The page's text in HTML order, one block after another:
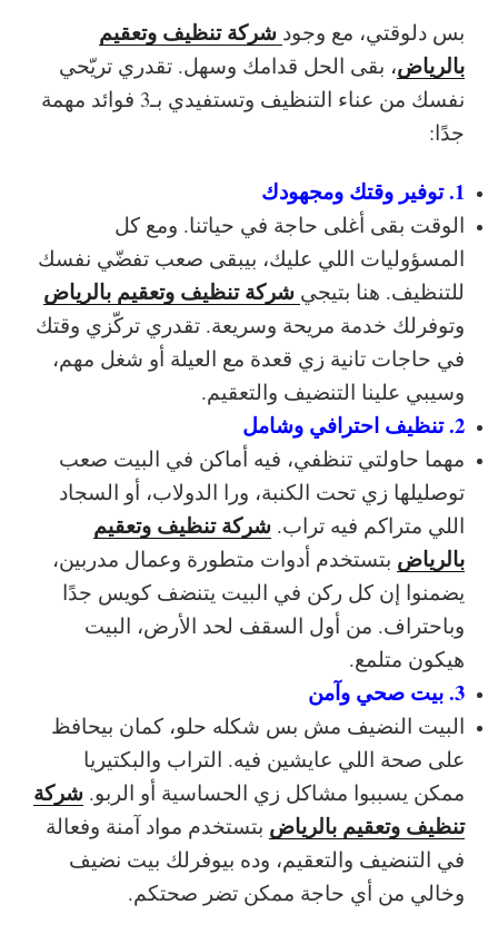
بس دلوقتي، مع وجود شركة تنظيف وتعقيم
بالرياض، بقى الحل قدامك وسهل. تقدري تريّحي
نفسك من عناء التنظيف وتستفيدي بـ3 فوائد مهمة
جدًا:
1. توفير وقتك ومجهودك
الوقت بقى أغلى حاجة في حياتنا. ومع كل
المسؤوليات اللي عليك، بيبقى صعب تفضّي نفسك
للتنظيف. هنا بتيجي شركة تنظيف وتعقيم بالرياض
وتوفرلك خدمة مريحة وسريعة. تقدري تركّزي وقتك
في حاجات تانية زي قعدة مع العيلة أو شغل مهم،
وسيبي علينا التنضيف والتعقيم.
2. تنظيف احترافي وشامل
مهما حاولتي تنظفي، فيه أماكن في البيت صعب
توصليلها زي تحت الكنبة، ورا الدولاب، أو السجاد
اللي متراكم فيه تراب. شركة تنظيف وتعقيم
بالرياض بتستخدم أدوات متطورة وعمال مدربين،
يضمنوا إن كل ركن في البيت يتنضف كويس جدًا
وباحتراف. من أول السقف لحد الأرض، البيت
هيكون متلمع.
3. بيت صحي وآمن
البيت النضيف مش بس شكله حلو، كمان بيحافظ
على صحة اللي عايشين فيه. التراب والبكتيريا
ممكن يسببوا مشاكل زي الحساسية أو الربو. شركة
تنظيف وتعقيم بالرياض بتستخدم مواد آمنة وفعالة
في التنضيف والتعقيم، وده بيوفرلك بيت نضيف
وخالي من أي حاجة ممكن تضر صحتكم.